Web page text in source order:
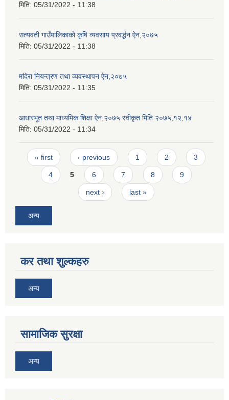
मिति: 05/31/2022 - 11:38
सत्यवती गाउँपालिकाको कृषि व्यवसाय प्रवर्द्धन ऐन,२०७५
मिति: 05/31/2022 - 11:38
मदिरा नियन्त्रण तथा व्यवस्थापन ऐन,२०७५
मिति: 05/31/2022 - 11:35
आधारभूत तथा माध्यमिक शिक्षा ऐन,२०७५ स्वीकृत मिति २०७५,१२,१४
मिति: 05/31/2022 - 11:34
Pages
« first ‹ previous 1 2 3
4 5 6 7 8 9
next › last »
अन्य
कर तथा शुल्कहरु
अन्य
सामाजिक सुरक्षा
अन्य